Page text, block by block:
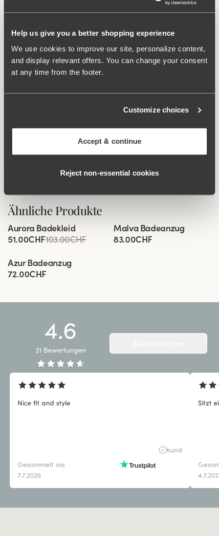
Help us give you a better shopping experience
We use cookies to improve our site, personalize content,
and display relevant offers. You can change your consent
at any time from the footer.
Customize choices
Accept & continue
Reject non‑essential cookies
Genähter Wickelschnitt.
V-Ausschnitt im Rücken und auf der Vorderseite.
Sehr gute Passform mit hohem Tragekomfort.
Material:
77% polyamid, 20% elasthan, 3% polyester.
Waschanleitungen:
Artikel-ID 995141
Was macht es so bequem?
Ähnliche Produkte
Viewing image 1 of 5
Aurora Badekleid
51.00CHF103.00CHF
Viewing image 1 of 3
Malva Badeanzug
83.00CHF
Viewing image 1 of 3
Azur Badeanzug
72.00CHF
4.6
21 Bewertungen
Nice fit and style
kund
Gesammelt via
7.7.2026
Sitzt